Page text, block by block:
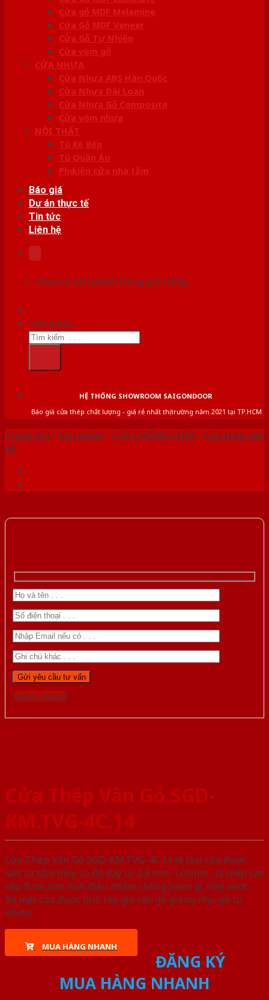
Cửa gỗ MDF Melamine
Cửa Gỗ MDF Veneer
Cửa Gỗ Tự Nhiên
Cửa vòm gỗ
CỬA NHỰA
Cửa Nhựa ABS Hàn Quốc
Cửa Nhựa Đài Loan
Cửa Nhựa Gỗ Composite
Cửa vòm nhựa
NỘI THẤT
Tủ Kệ Bếp
Tủ Quần Áo
Phụ kiện cửa nhà tắm
Báo giá
Dự án thực tế
Tin tức
Liên hệ
Chưa có sản phẩm trong giỏ hàng.
Tìm kiếm:
HỆ THỐNG SHOWROOM SAIGONDOOR
Báo giá cửa thép chất lượng - giá rẻ nhất thị trường năm 2021 tại TP.HCM
Trang chủ /Sản phẩm /CỬA CHỐNG CHÁY/Cửa thép vân
gỗ
Gọi 0976.169.864
Cửa Thép Vân Gỗ SGD-
KM.TVG-4C.14
Cửa Thép Vân Gỗ SGD-KM.TVG-4C.14 là loại cửa được
làm từ tấm thép có độ dày từ 0,8 mm-1.00mm , là thép cao
cấp được sơn tĩnh điện nhằm chống hoen gỉ, trầy xước.
Bề mặt cửa được phủ lớp giả vân gỗ giống như gỗ tự
nhiên
MUA HÀNG NHANH
ĐĂNG KÝ
MUA HÀNG NHANH